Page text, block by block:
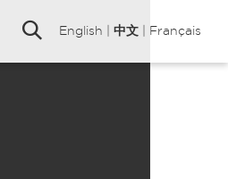
English 中文 Français